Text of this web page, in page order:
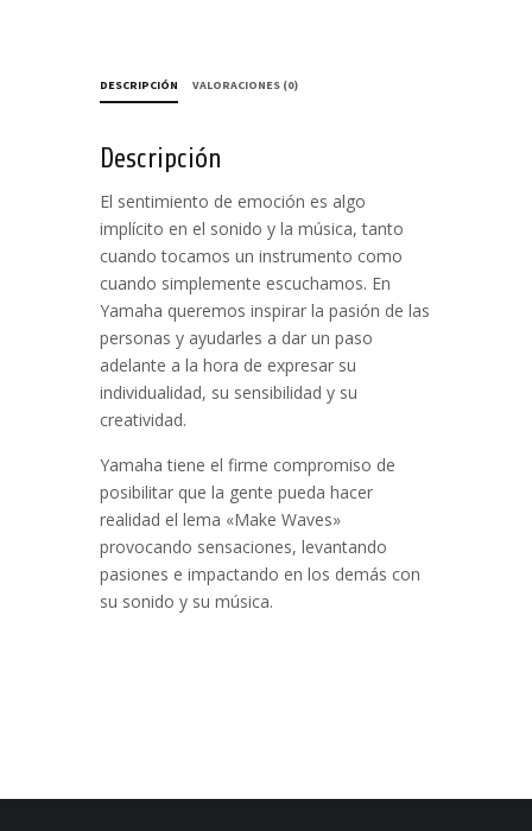
DESCRIPCIÓN VALORACIONES (0)
Descripción
El sentimiento de emoción es algo
implícito en el sonido y la música, tanto
cuando tocamos un instrumento como
cuando simplemente escuchamos. En
Yamaha queremos inspirar la pasión de las
personas y ayudarles a dar un paso
adelante a la hora de expresar su
individualidad, su sensibilidad y su
creatividad.
Yamaha tiene el firme compromiso de
posibilitar que la gente pueda hacer
realidad el lema «Make Waves»
provocando sensaciones, levantando
pasiones e impactando en los demás con
su sonido y su música.